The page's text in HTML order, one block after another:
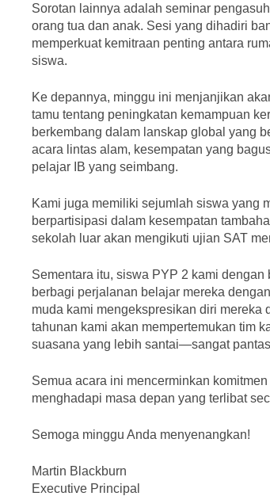
Sorotan lainnya adalah seminar
orang tua dan anak. Sesi yang dihadiri
memperkuat kemitraan penting antara
siswa.
Ke depannya, minggu ini menjanjikan
tamu tentang peningkatan kemampuan
berkembang dalam lanskap global yang
acara lintas alam, kesempatan yang
pelajar IB yang seimbang.
Kami juga memiliki sejumlah siswa yang
berpartisipasi dalam kesempatan
sekolah luar akan mengikuti ujian SAT
Sementara itu, siswa PYP 2 kami
berbagi perjalanan belajar mereka
muda kami mengekspresikan diri mereka
tahunan kami akan mempertemukan tim
suasana yang lebih santai—sangat
Semua acara ini mencerminkan
menghadapi masa depan yang terlibat
Semoga minggu Anda menyenangkan!
Martin Blackburn
Executive Principal